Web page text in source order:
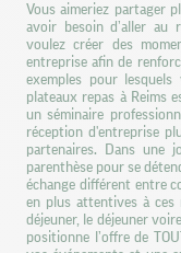
Vous aimeriez partager
avoir besoin d’aller au
voulez créer des
entreprise afin de
exemples pour
plateaux repas à Reims
un séminaire
réception d'entreprise
partenaires. Dans une
parenthèse pour se
échange différent entre
en plus attentives à ces
déjeuner, le déjeuner
positionne l’offre de